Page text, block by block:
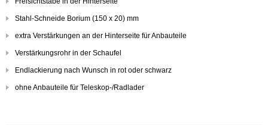
Stahl-Schneide Borium (150 x 20) mm
extra Verstärkungen an der Hinterseite für Anbauteile
Verstärkungsrohr in der Schaufel
Endlackierung nach Wunsch in rot oder schwarz
ohne Anbauteile für Teleskop-/Radlader